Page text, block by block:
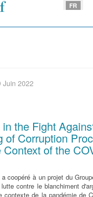
FR
Juin 2022
in the Fight
of Corruption
Context of the
coopéré à un projet du
contre le blanchiment
contexte de la pandémie de